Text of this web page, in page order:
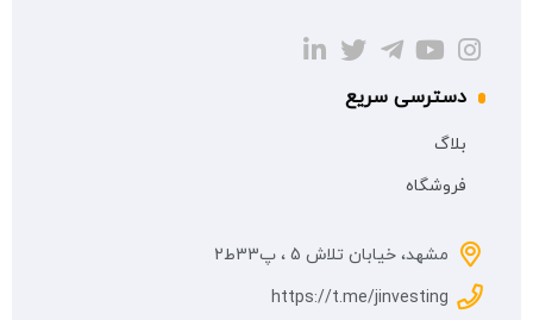
دسترسی سریع
بلاگ
فروشگاه
مشهد، خیابان تلاش 5 ، پ33ط2
https://t.me/jinvesting